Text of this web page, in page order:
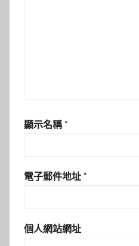
顯示名稱 *
電子郵件地址 *
個人網站網址